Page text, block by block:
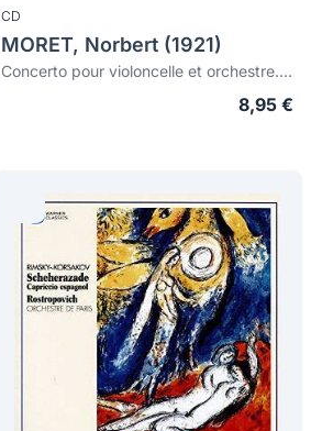
CD
MORET, Norbert (1921)
Concerto pour violoncelle et orchestre. Hymnes de silence
8,95 €